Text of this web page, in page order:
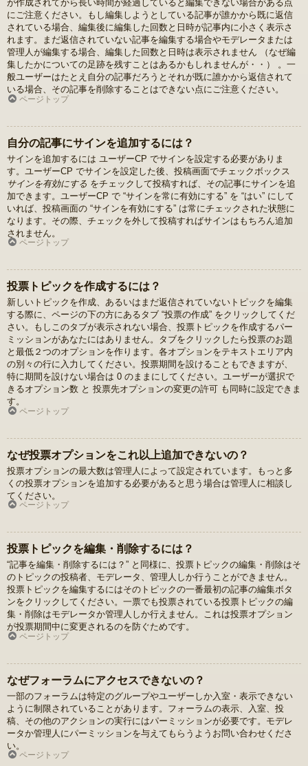
が作成されてから長い時間が経過していると編集できない場合がある点
にご注意ください。もし編集しようとしている記事が誰かから既に返信
されている場合、編集後に編集した回数と日時が記事内に小さく表示さ
れます。まだ返信されていない記事を編集する場合やモデレータまたは
管理人が編集する場合、編集した回数と日時は表示されません （なぜ編
集したかについての足跡を残すことはあるかもしれませんが・・） 。一
般ユーザーはたとえ自分の記事だろうとそれが既に誰かから返信されて
いる場合、その記事を削除することはできない点にご注意ください。
ページトップ
自分の記事にサインを追加するには？
サインを追加するには ユーザーCP でサインを設定する必要がありま
す。ユーザーCP でサインを設定した後、投稿画面でチェックボックス
サインを有効にする をチェックして投稿すれば、その記事にサインを追
加できます。ユーザーCP で “サインを常に有効にする” を “はい” にして
いれば、投稿画面の “サインを有効にする” は常にチェックされた状態に
なります。その際、チェックを外して投稿すればサインはもちろん追加
されません。
ページトップ
投票トピックを作成するには？
新しいトピックを作成、あるいはまだ返信されていないトピックを編集
する際に、ページの下の方にあるタブ “投票の作成” をクリックしてくだ
さい。もしこのタブが表示されない場合、投票トピックを作成するパー
ミッションがあなたにはありません。タブをクリックしたら投票のお題
と最低２つのオプションを作ります。各オプションをテキストエリア内
の別々の行に入力してください。投票期間を設けることもできますが、
特に期間を設けない場合は 0 のままにしてください。ユーザーが選択で
きるオプション数 と 投票先オプションの変更の許可 も同時に設定できま
す。
ページトップ
なぜ投票オプションをこれ以上追加できないの？
投票オプションの最大数は管理人によって設定されています。もっと多
くの投票オプションを追加する必要があると思う場合は管理人に相談し
てください。
ページトップ
投票トピックを編集・削除するには？
“記事を編集・削除するには？” と同様に、投票トピックの編集・削除はそ
のトピックの投稿者、モデレータ、管理人しか行うことができません。
投票トピックを編集するにはそのトピックの一番最初の記事の編集ボタ
ンをクリックしてください。一票でも投票されている投票トピックの編
集・削除はモデレータか管理人しか行えません。これは投票オプション
が投票期間中に変更されるのを防ぐためです。
ページトップ
なぜフォーラムにアクセスできないの？
一部のフォーラムは特定のグループやユーザーしか入室・表示できない
ように制限されていることがあります。フォーラムの表示、入室、投
稿、その他のアクションの実行にはパーミッションが必要です。モデレ
ータか管理人にパーミッションを与えてもらうようお問い合わせくださ
い。
ページトップ